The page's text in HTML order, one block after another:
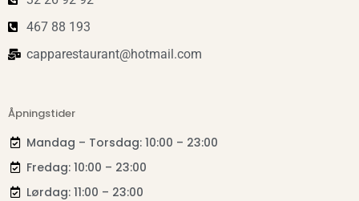
467 88 193
capparestaurant@hotmail.com
Åpningstider
Mandag – Torsdag: 10:00 – 23:00
Fredag: 10:00 – 23:00
Lørdag: 11:00 – 23:00